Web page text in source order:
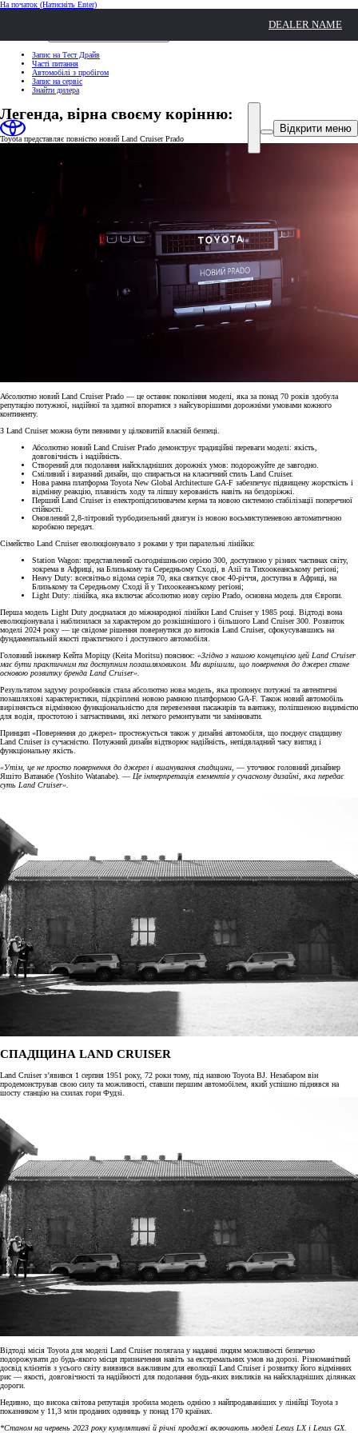
На початок (Натисніть Enter)
DEALER NAME
Запис на Тест Драйв
Часті питання
Автомобілі з пробігом
Запис на сервіс
Знайти дилера
Відкрити меню
Легенда, вірна своєму корінню:
Toyota представляє повністю новий Land Cruiser Prado
Абсолютно новий Land Cruiser Prado — це останнє покоління моделі, яка за понад 70 років здобула
репутацію потужної, надійної та здатної впоратися з найсуворішими дорожніми умовами кожного
континенту.
З Land Cruiser можна бути певними у цілковитій власній безпеці.
Абсолютно новий Land Cruiser Prado демонструє традиційні переваги моделі: якість,
довговічність і надійність.
Створений для подолання найскладніших дорожніх умов: подорожуйте де завгодно.
Сміливий і виразний дизайн, що спирається на класичний стиль Land Cruiser.
Нова рамна платформа Toyota New Global Architecture GA-F забезпечує підвищену жорсткість і
відмінну реакцію, плавність ходу та ліпшу керованість навіть на бездоріжжі.
Перший Land Cruiser із електропідсилювачем керма та новою системою стабілізації поперечної
стійкості.
Оновлений 2,8-літровий турбодизельний двигун із новою восьмиступеневою автоматичною
коробкою передач.
Сімейство Land Cruiser еволюціонувало з роками у три паралельні лінійки:
Station Wagon: представлений сьогоднішньою серією 300, доступною у різних частинах світу,
зокрема в Африці, на Близькому та Середньому Сході, в Азії та Тихоокеанському регіоні;
Heavy Duty: всесвітньо відома серія 70, яка святкує своє 40-річчя, доступна в Африці, на
Близькому та Середньому Сході й у Тихоокеанському регіоні;
Light Duty: лінійка, яка включає абсолютно нову серію Prado, основна модель для Європи.
Перша модель Light Duty доєдналася до міжнародної лінійки Land Cruiser у 1985 році. Відтоді вона
еволюціонувала і наблизилася за характером до розкішнішого і більшого Land Cruiser 300. Розвиток
моделі 2024 року — це свідоме рішення повернутися до витоків Land Cruiser, сфокусувавшись на
фундаментальній якості практичного і доступного автомобіля.
Головний інженер Кейта Моріцу (Keita Moritsu) пояснює: «Згідно з нашою концепцією цей Land Cruiser
має бути практичним та доступним позашляховиком. Ми вирішили, що повернення до джерел стане
основою розвитку бренда Land Cruiser».
Результатом задуму розробників стала абсолютно нова модель, яка пропонує потужні та автентичні
позашляхові характеристики, підкріплені новою рамною платформою GA-F. Також новий автомобіль
вирізняється відмінною функціональністю для перевезення пасажирів та вантажу, поліпшеною видимістю
для водія, простотою і запчастинами, які легкого ремонтувати чи замінювати.
Принцип «Повернення до джерел» простежується також у дизайні автомобіля, що поєднує спадщину
Land Cruiser із сучасністю. Потужний дизайн відтворює надійність, непідвладний часу вигляд і
функціональну якість.
«Утім, це не просто повернення до джерел і вшанування спадщини , — уточнює головний дизайнер
Яшіто Ватанабе (Yoshito Watanabe). — Це інтерпретація елементів у сучасному дизайні, яка передає
суть Land Cruiser».
СПАДЩИНА LAND CRUISER
Land Cruiser з’явився 1 серпня 1951 року, 72 роки тому, під назвою Toyota BJ. Незабаром він
продемонстрував свою силу та можливості, ставши першим автомобілем, який успішно піднявся на
шосту станцію на схилах гори Фудзі.
Відтоді місія Toyota для моделі Land Cruiser полягала у наданні людям можливості безпечно
подорожувати до будь-якого місця призначення навіть за екстремальних умов на дорозі. Різноманітний
досвід клієнтів з усього світу виявився важливим для еволюції Land Cruiser і розвитку його відмінних
рис — якості, довговічності та надійності для подолання будь-яких викликів на найскладніших ділянках
дороги.
Недивно, що висока світова репутація зробила модель однією з найпродаваніших у лінійці Toyota з
показником у 11,3 млн проданих одиниць у понад 170 країнах.
*Станом на червень 2023 року кумулятивні й річні продажі включають моделі Lexus LX і Lexus GX.